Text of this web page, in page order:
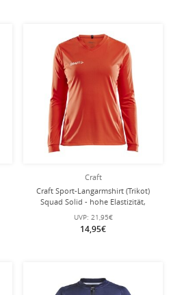
Craft
Craft Sport-Langarmshirt (Trikot)
Squad Solid - hohe Elastizität,
ergonomisches Design - orange
Damen
UVP: 21,95€
14,95€